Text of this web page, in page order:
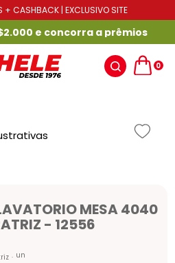
+ CASHBACK | EXCLUSIVO SITE
e concorra a prêmios
0
MESA 4040
- 12556
un